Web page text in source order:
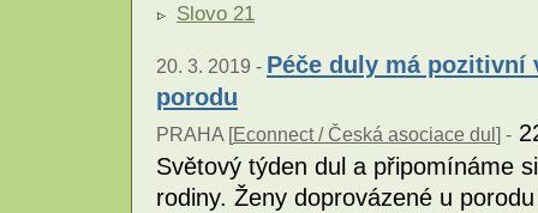
Slovo 21
20. 3. 2019 - Péče duly má
porodu
PRAHA [Econnect / Česká asociace dul ] -
Světový týden dul a připomínáme
rodiny. Ženy doprovázené u